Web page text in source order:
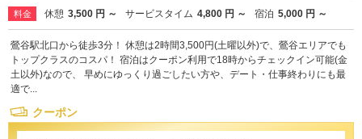
料金 休憩 3,500 円 ～ サービスタイム 4,800 円 ～ 宿泊 5,000 円 ～
鶯谷駅北口から徒歩3分！ 休憩は2時間3,500円(土曜以外)で、鶯谷エリアでも
トップクラスのコスパ！ 宿泊はクーポン利用で18時からチェックイン可能(金
土以外)なので、 早めにゆっくり過ごしたい方や、デート・仕事終わりにも最
適で...
クーポン